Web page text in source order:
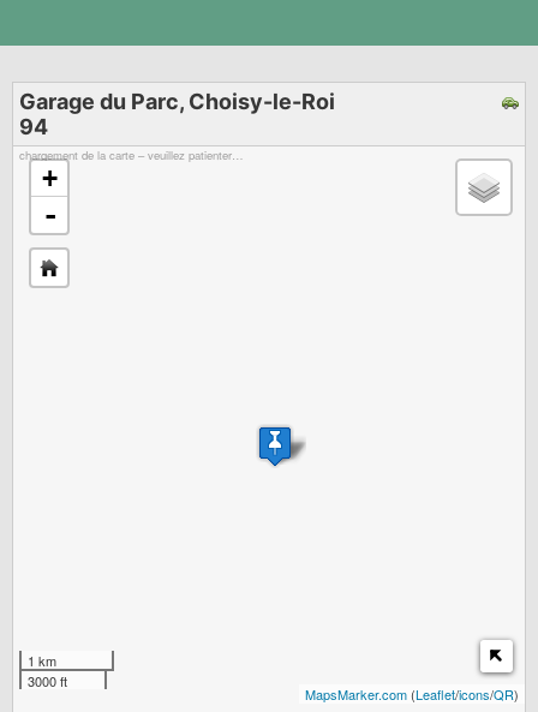
Garage du Parc, Choisy-le-Roi
94
chargement de la carte – veuillez patienter…
+
-
1 km
3000 ft
MapsMarker.com (Leaflet/icons/QR)